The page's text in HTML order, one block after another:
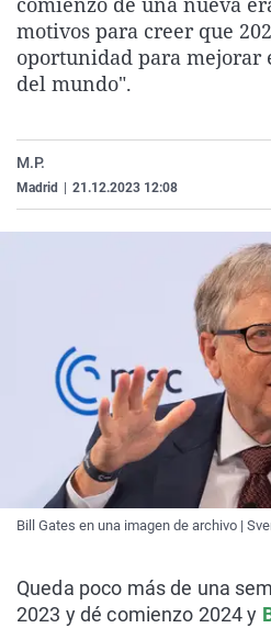
motivos para creer que
oportunidad para
del mundo".
M.P.
Madrid 21.12.2023 12:08
Bill Gates en una imagen de archivo |
Queda poco más de una
2023 y dé comienzo 2024 y